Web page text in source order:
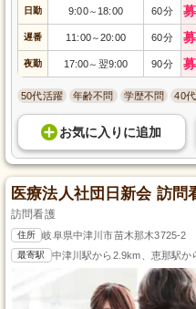
日勤 9:00～ 18:00 60分
遅番 11:00～20:00 60分
夜勤 17:00～ 翌9:00 90分
50代活躍 年齢不問 学歴不問 40
お気に入り に追加
医療法人社団日新会 訪問
訪問看護
住所 岐阜県中津川市苗木那木3725-2
最寄駅 中津川駅から2.9km、恵那駅